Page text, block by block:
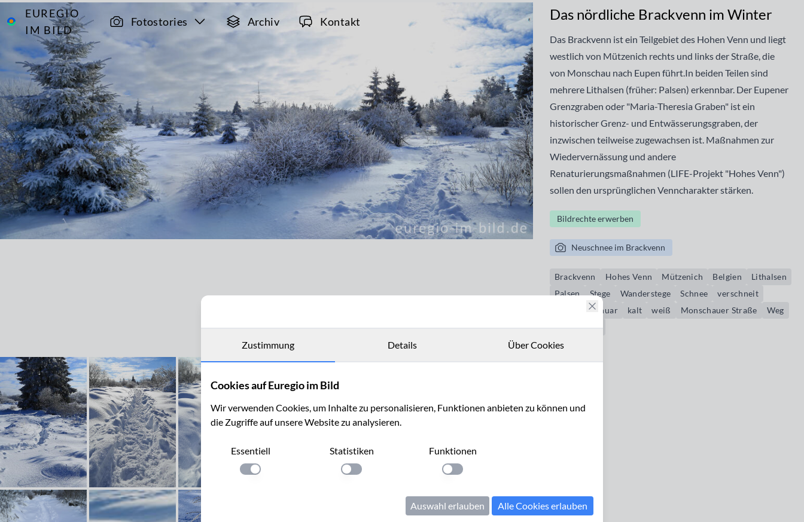
EUREGIO
IM BILD
Fotostories Archiv Kontakt
Archiv
12252
Neuschnee
im
Brackvenn
Das nördliche Brackvenn im Winter
Das Brackvenn ist ein Teilgebiet des Hohen Venn und liegt
westlich von Mützenich rechts und links der Straße, die
von Monschau nach Eupen führt.In beiden Teilen sind
mehrere Lithalsen (früher: Palsen) erkennbar. Der Eupener
Grenzgraben oder "Maria-Theresia Graben" ist ein
historischer Grenz- und Entwässerungsgraben, der
inzwischen teilweise zugewachsen ist. Maßnahmen zur
Wiedervernässung und andere
Renaturierungsmaßnahmen (LIFE-Projekt "Hohes Venn")
sollen den ursprünglichen Venncharakter stärken.
Bildrechte erwerben
Neuschnee im Brackvenn
Brackvenn Hohes Venn Mützenich Belgien
Lithalsen
Palsen
Stege Wanderstege Schnee
verschneit
Januar kalt weiß Monschauer Straße
Weg
Wanderweg
Zustimmung Details Über Cookies
Cookies auf Euregio im Bild
Wir verwenden Cookies, um Inhalte zu personalisieren, Funktionen anbieten zu können und
die Zugriffe auf unsere Website zu analysieren.
Essentiell
Einstellung anwenden
Statistiken
Einstellung anwenden
Funktionen
Einstellung anwenden
Auswahl erlauben Alle Cookies erlauben